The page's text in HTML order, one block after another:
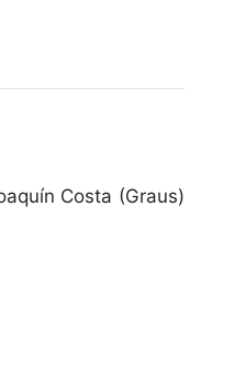
Costa (Graus)